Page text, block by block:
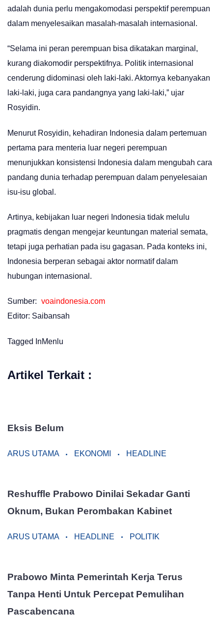
adalah dunia perlu mengakomodasi perspektif perempuan
dalam menyelesaikan masalah-masalah internasional.
“Selama ini peran perempuan bisa dikatakan marginal,
kurang diakomodir perspektifnya. Politik internasional
cenderung didominasi oleh laki-laki. Aktornya kebanyakan
laki-laki, juga cara pandangnya yang laki-laki,” ujar
Rosyidin.
Menurut Rosyidin, kehadiran Indonesia dalam pertemuan
pertama para menteria luar negeri perempuan
menunjukkan konsistensi Indonesia dalam mengubah cara
pandang dunia terhadap perempuan dalam penyelesaian
isu-isu global.
Artinya, kebijakan luar negeri Indonesia tidak melulu
pragmatis dengan mengejar keuntungan material semata,
tetapi juga perhatian pada isu gagasan. Pada konteks ini,
Indonesia berperan sebagai aktor normatif dalam
hubungan internasional.
Sumber: voaindonesia.com
Editor: Saibansah
Tagged InMenlu
Artikel Terkait :
Eksis Belum
ARUS UTAMA EKONOMI HEADLINE
Reshuffle Prabowo Dinilai Sekadar Ganti
Oknum, Bukan Perombakan Kabinet
ARUS UTAMA HEADLINE POLITIK
Prabowo Minta Pemerintah Kerja Terus
Tanpa Henti Untuk Percepat Pemulihan
Pascabencana